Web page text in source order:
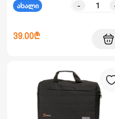
ახალი -
39.00₾